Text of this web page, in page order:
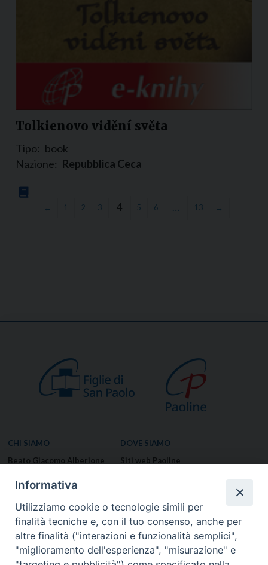
Tolkienovo vidění světa
Tipo: book
Nazione: Repubblica Ceca
← 1 2 3 4 5 6 … 13 →
CHI SIAMO
Beato Giacomo Alberione
Missione Paolina
Luoghi delle Origini
Governo Generale
DOVE SIAMO
Siti web Paoline
Notizie dal governo generale
Notizie in breve
RISORSE
Informativa
Utilizziamo cookie o tecnologie simili per
finalità tecniche e, con il tuo consenso, anche per
altre finalità ("interazioni e funzionalità semplici",
"miglioramento dell'esperienza", "misurazione" e